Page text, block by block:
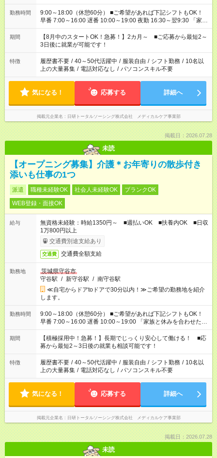
勤務時間
9:00～18:00（休憩60分） ■ご希望があれば下記シフトもOK！
早番 7:00～16:00 遅番 10:00～19:00 夜勤 16:30～翌9:30 「家族
と休みを合わせたい」 「余裕を持って夕飯の準備がしたい」
「できれば残業はしたくない」 など、ご希望を教えてください
ね。 ※Wワーク希望の方へ 今ご覧のお仕事で希望する勤務時間
と、もう1つのお仕事の勤務時間。 合計で週40時間を超える場
合は応募できません。
期間
【8月中のスタートOK！急募！】2カ月～ ■ご応募から最短2～
3日後に就業が可能です！
特徴 履歴書不要 / 40～50代活躍中 / 服装自由 / シフト勤務 / 10名以
上の大量募集 / 電話対応なし / パソコンスキル不要
気になる！ 応募する 詳細へ
掲載元企業名 日研トータルソーシング株式会社 メディカルケア事業部
掲載日：2026.07.28
未読
【オープニング募集】介護＊お年寄りの散歩付き
添いも仕事の1つ
派遣 職種未経験OK 社会人未経験OK
ブランクOK
WEB登録・面接OK
給与
無資格未経験：時給1350円～ ■週払いOK ■扶養内OK ■日収
1万800円以上
交通費別途支給あり
交通費 交通費全額支給
勤務地
茨城県守谷市
守谷駅 / 新守谷駅 / 南守谷駅
≪自宅からドアtoドアで30分以内！≫ご希望の勤務地を紹介
します。
勤務時間
9:00～18:00（休憩60分） ■ご希望があれば下記シフトもOK！
早番 7:00～16:00 遅番 10:00～19:00 「家族と休みを合わせた
い」 「余裕を持って夕飯の準備がしたい」 「できれば残業はし
たくない」 など、ご希望を教えてくださいね。 ※Wワーク希望
の方へ 今ご覧のお仕事で希望する勤務時間と、もう1つのお仕事
の勤務時間。 合計で週40時間を超える場合は応募できません。
期間
【積極採用中！急募！】長期でじっくり安心して働ける！ ■応
募から最短2～3日後の就業も相談可能です！
特徴 履歴書不要 / 40～50代活躍中 / 服装自由 / シフト勤務 / 10名以
上の大量募集 / 電話対応なし / パソコンスキル不要
気になる！ 応募する 詳細へ
掲載元企業名 日研トータルソーシング株式会社 メディカルケア事業部
掲載日：2026.07.28
未読